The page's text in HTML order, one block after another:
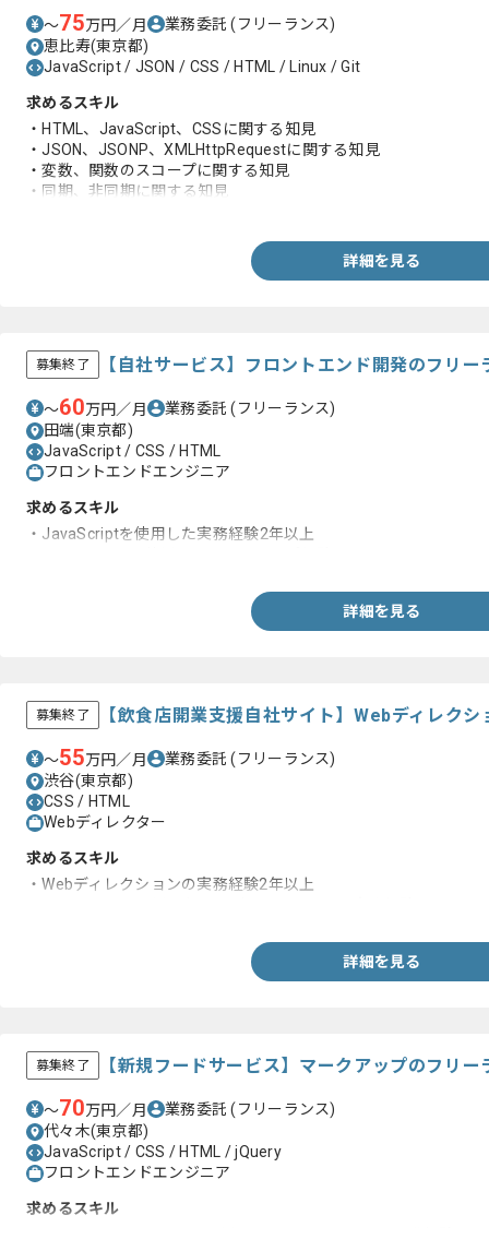
〜75万円／月 業務委託(フリーランス)
恵比寿(東京都)
JavaScript / JSON / CSS / HTML / Linux / Git
求めるスキル
・HTML、JavaScript、CSSに関する知見
・JSON、JSONP、XMLHttpRequestに関する知見
・変数、関数のスコープに関する知見
・同期、非同期に関する知見
詳細を見る
募集終了 【自社サービス】フロントエンド開発のフリ
〜60万円／月 業務委託(フリーランス)
田端(東京都)
JavaScript / CSS / HTML
フロントエンドエンジニア
求めるスキル
・JavaScriptを使用した実務経験2年以上
詳細を見る
募集終了 【飲食店開業支援自社サイト】Webディレク
〜55万円／月 業務委託(フリーランス)
渋谷(東京都)
CSS / HTML
Webディレクター
求めるスキル
・Webディレクションの実務経験2年以上
詳細を見る
募集終了 【新規フードサービス】マークアップのフリ
〜70万円／月 業務委託(フリーランス)
代々木(東京都)
JavaScript / CSS / HTML / jQuery
フロントエンドエンジニア
求めるスキル